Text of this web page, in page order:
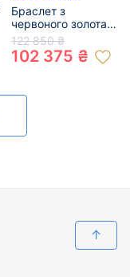
Браслет з
червоного золота з
перлиною та
цирконом 01-
200819855
122 850 ₴
102 375 ₴
↑